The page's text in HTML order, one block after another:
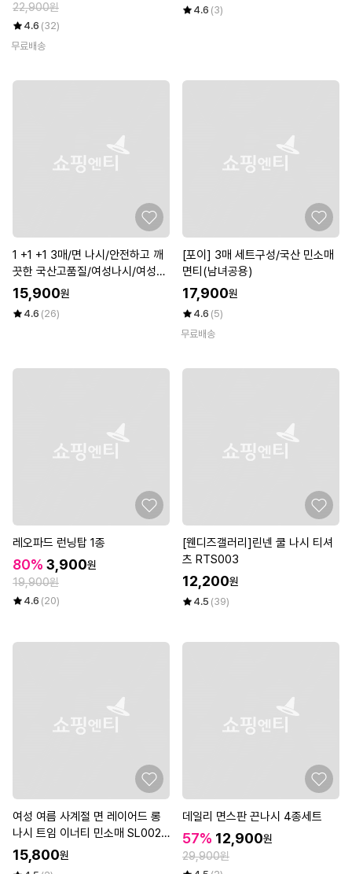
22,900원
4.6 (32)
무료배송
4.6 (3)
1 +1 +1 3매/면 나시/안전하고 깨
끗한 국산고품질/여성나시/여성속
옷
15,900원
4.6 (26)
[포이] 3매 세트구성/국산 민소매
면티(남녀공용)
17,900원
4.6 (5)
무료배송
레오파드 런닝탑 1종
80% 3,900원
19,900원
4.6 (20)
[웬디즈갤러리]린넨 쿨 나시 티셔
츠 RTS003
12,200원
4.5 (39)
여성 여름 사계절 면 레이어드 롱
나시 트임 이너티 민소매 SL0022
S 빅사이즈 루즈핏
15,800원
데일리 면스판 끈나시 4종세트
57% 12,900원
29,900원